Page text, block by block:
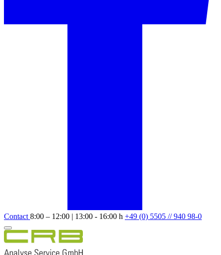
Contact 8:00 – 12:00 | 13:00 - 16:00 h +49 (0) 5505 // 940 98-0